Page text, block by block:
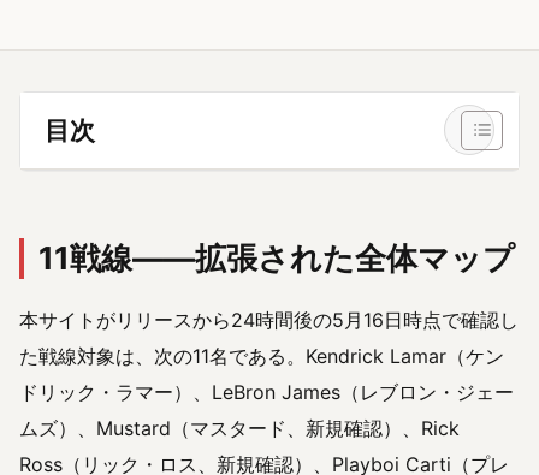
目次
11戦線——拡張された全体マップ
本サイトがリリースから24時間後の5月16日時点で確認し
た戦線対象は、次の11名である。Kendrick Lamar（ケン
ドリック・ラマー）、LeBron James（レブロン・ジェー
ムズ）、Mustard（マスタード、新規確認）、Rick
Ross（リック・ロス、新規確認）、Playboi Carti（プレ